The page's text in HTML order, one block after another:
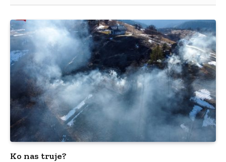
Ko nas truje?